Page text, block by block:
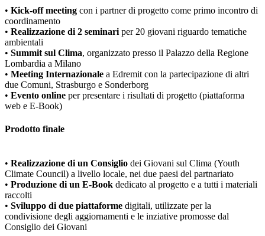
• Kick-off meeting con i partner di progetto come primo incontro di
coordinamento
• Realizzazione di 2 seminari per 20 giovani riguardo tematiche
ambientali
• Summit sul Clima, organizzato presso il Palazzo della Regione
Lombardia a Milano
• Meeting Internazionale a Edremit con la partecipazione di altri
due Comuni, Strasburgo e Sonderborg
• Evento online per presentare i risultati di progetto (piattaforma
web e E-Book)
Prodotto finale
• Realizzazione di un Consiglio dei Giovani sul Clima (Youth
Climate Council) a livello locale, nei due paesi del partnariato
• Produzione di un E-Book dedicato al progetto e a tutti i materiali
raccolti
• Sviluppo di due piattaforme digitali, utilizzate per la
condivisione degli aggiornamenti e le inziative promosse dal
Consiglio dei Giovani